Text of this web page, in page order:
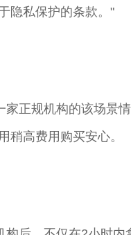
隐私保护的条款。"
正规机构的该场景
稍高费用购买安心。